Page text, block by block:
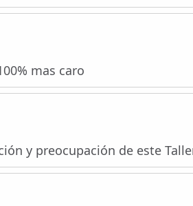
mas caro
y preocupación de este